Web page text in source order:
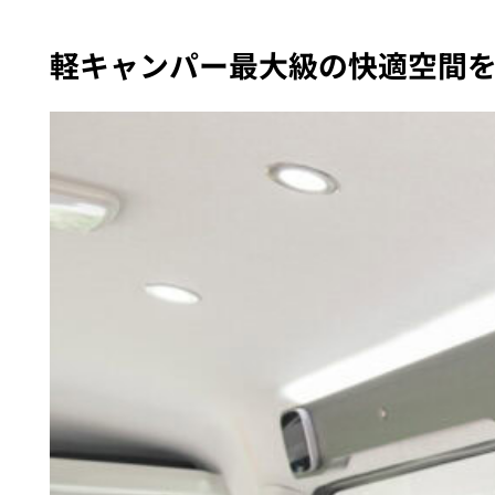
軽キャンパー最大級の快適空間